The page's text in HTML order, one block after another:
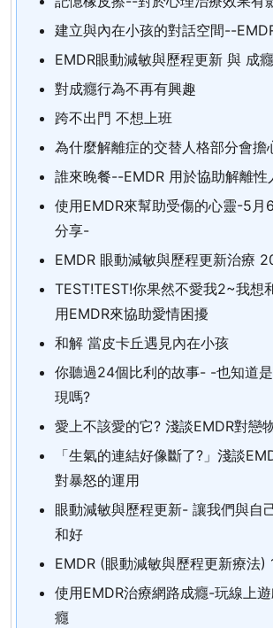
建立與內在小孩的對話空間--
EMDR眼動減敏與歷程更新 與 成癮
對成癮行為不再有興趣
跨不出門 不想上班
為什麼解離症的交替人格部分會擔
誰來晚餐--EMDR 用於協助解離性
使用EMDR來幫助受傷的心靈-5月
分享-
EMDR 眼動減敏與歷程更新治療
TEST!TEST!你果然不愛我2~我想
用EMDR來協助愛情困擾
和解 當皮卡丘遇見內在小孩
你聽過24個比利的故事- -也知道
現嗎?
愛上不該愛的它? 淺談EMDR對戀
「生氣的連結好像斷了?」淺談
對暴怒的運用
眼動減敏與歷程更新- 讓我們與自
和好
EMDR (眼動減敏與歷程更新療法)
使用EMDR治療網路成癮-玩線上
癮